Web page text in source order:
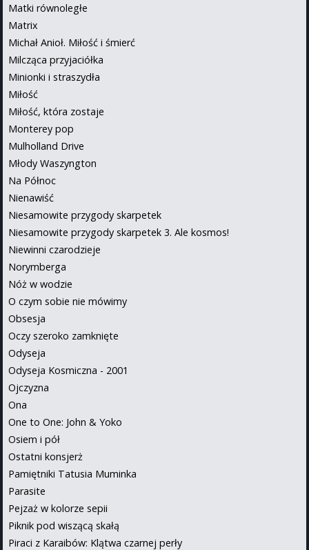
Matki równoległe
Matrix
Michał Anioł. Miłość i śmierć
Milcząca przyjaciółka
Minionki i straszydła
Miłość
Miłość, która zostaje
Monterey pop
Mulholland Drive
Młody Waszyngton
Na Północ
Nienawiść
Niesamowite przygody skarpetek
Niesamowite przygody skarpetek 3. Ale kosmos!
Niewinni czarodzieje
Norymberga
Nóż w wodzie
O czym sobie nie mówimy
Obsesja
Oczy szeroko zamknięte
Odyseja
Odyseja Kosmiczna - 2001
Ojczyzna
Ona
One to One: John & Yoko
Osiem i pół
Ostatni konsjerż
Pamiętniki Tatusia Muminka
Parasite
Pejzaż w kolorze sepii
Piknik pod wiszącą skałą
Piraci z Karaibów: Klątwa czarnej perły